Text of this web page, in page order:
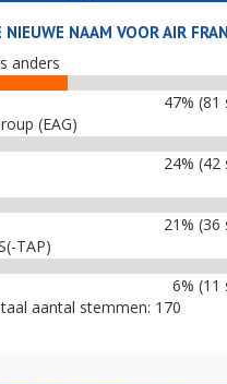
NIEUWE NAAM VOOR AIR
anders
47%
(EAG)
24%
21%
TAP)
6% (11
aantal stemmen: 170